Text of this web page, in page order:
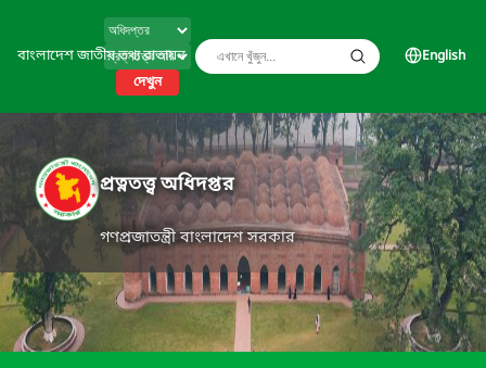
বাংলাদেশ জাতীয় তথ্য বাতায়ন
দেখুন
English
প্রত্নতত্ত্ব অধিদপ্তর
গণপ্রজাতন্ত্রী বাংলাদেশ সরকার